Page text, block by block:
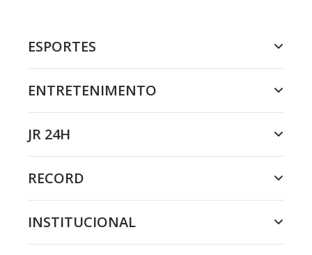
ESPORTES
ENTRETENIMENTO
JR 24H
RECORD
INSTITUCIONAL